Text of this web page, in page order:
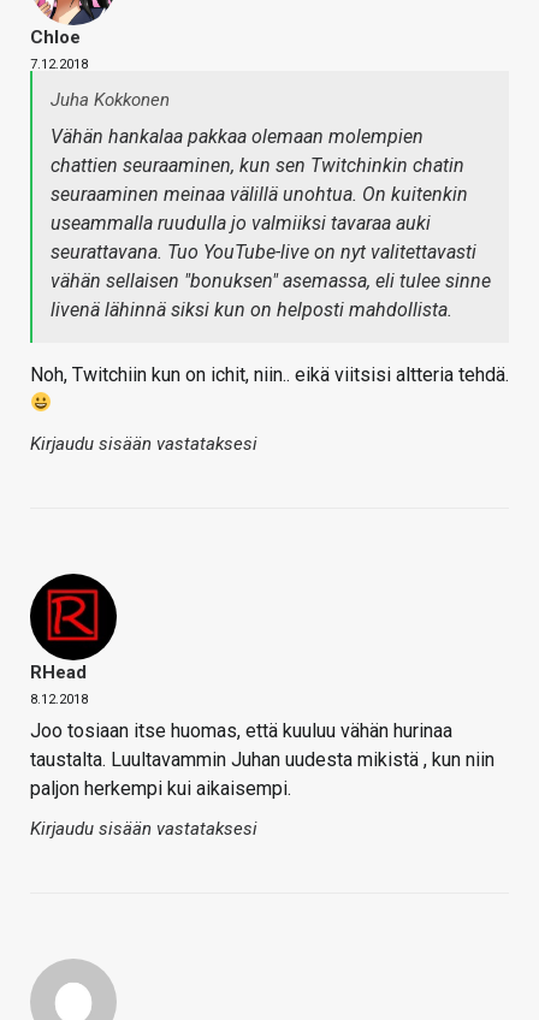
Chloe
7.12.2018
Juha Kokkonen
Vähän hankalaa pakkaa olemaan molempien
chattien seuraaminen, kun sen Twitchinkin chatin
seuraaminen meinaa välillä unohtua. On kuitenkin
useammalla ruudulla jo valmiiksi tavaraa auki
seurattavana. Tuo YouTube-live on nyt valitettavasti
vähän sellaisen "bonuksen" asemassa, eli tulee sinne
livenä lähinnä siksi kun on helposti mahdollista.
Noh, Twitchiin kun on ichit, niin.. eikä viitsisi altteria tehdä.
Kirjaudu sisään vastataksesi
RHead
8.12.2018
Joo tosiaan itse huomas, että kuuluu vähän hurinaa
taustalta. Luultavammin Juhan uudesta mikistä , kun niin
paljon herkempi kui aikaisempi.
Kirjaudu sisään vastataksesi